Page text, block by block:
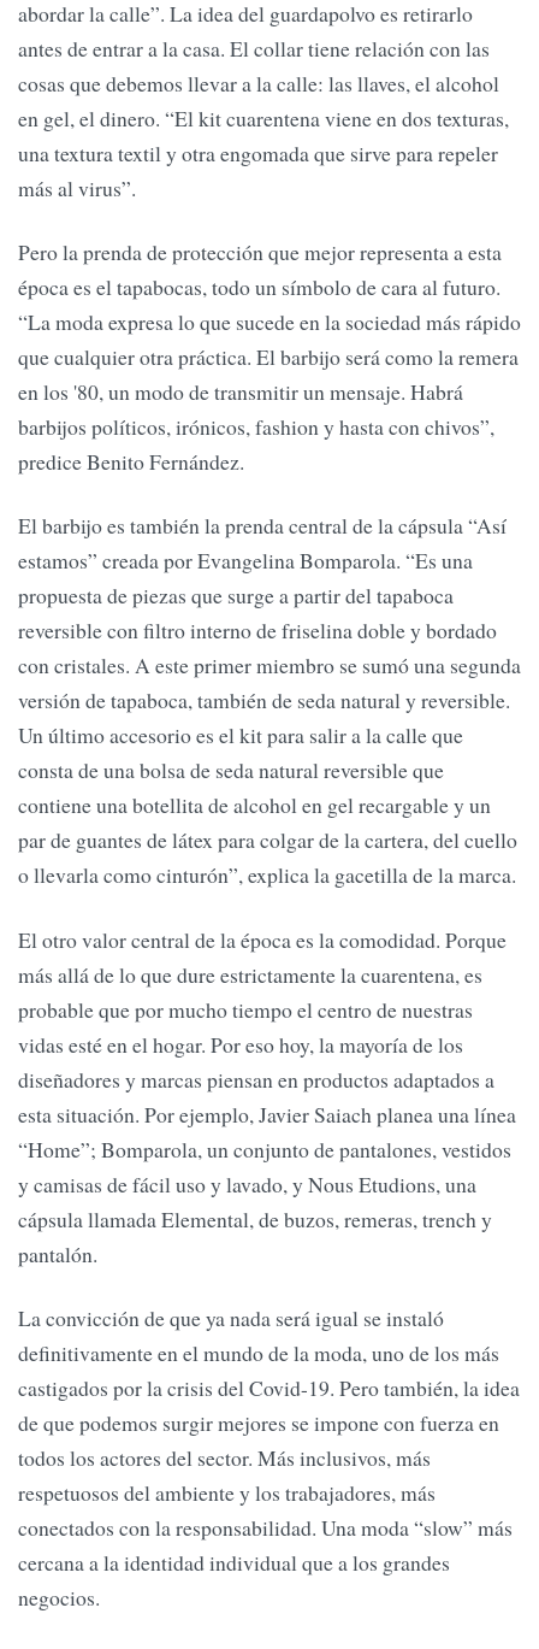
abordar la calle”. La idea del guardapolvo es retirarlo
antes de entrar a la casa. El collar tiene relación con las
cosas que debemos llevar a la calle: las llaves, el alcohol
en gel, el dinero. “El kit cuarentena viene en dos texturas,
una textura textil y otra engomada que sirve para repeler
más al virus”.
Pero la prenda de protección que mejor representa a esta
época es el tapabocas, todo un símbolo de cara al futuro.
“La moda expresa lo que sucede en la sociedad más rápido
que cualquier otra práctica. El barbijo será como la remera
en los '80, un modo de transmitir un mensaje. Habrá
barbijos políticos, irónicos, fashion y hasta con chivos”,
predice Benito Fernández.
El barbijo es también la prenda central de la cápsula “Así
estamos” creada por Evangelina Bomparola. “Es una
propuesta de piezas que surge a partir del tapaboca
reversible con filtro interno de friselina doble y bordado
con cristales. A este primer miembro se sumó una segunda
versión de tapaboca, también de seda natural y reversible.
Un último accesorio es el kit para salir a la calle que
consta de una bolsa de seda natural reversible que
contiene una botellita de alcohol en gel recargable y un
par de guantes de látex para colgar de la cartera, del cuello
o llevarla como cinturón”, explica la gacetilla de la marca.
El otro valor central de la época es la comodidad. Porque
más allá de lo que dure estrictamente la cuarentena, es
probable que por mucho tiempo el centro de nuestras
vidas esté en el hogar. Por eso hoy, la mayoría de los
diseñadores y marcas piensan en productos adaptados a
esta situación. Por ejemplo, Javier Saiach planea una línea
“Home”; Bomparola, un conjunto de pantalones, vestidos
y camisas de fácil uso y lavado, y Nous Etudions, una
cápsula llamada Elemental, de buzos, remeras, trench y
pantalón.
La convicción de que ya nada será igual se instaló
definitivamente en el mundo de la moda, uno de los más
castigados por la crisis del Covid-19. Pero también, la idea
de que podemos surgir mejores se impone con fuerza en
todos los actores del sector. Más inclusivos, más
respetuosos del ambiente y los trabajadores, más
conectados con la responsabilidad. Una moda “slow” más
cercana a la identidad individual que a los grandes
negocios.